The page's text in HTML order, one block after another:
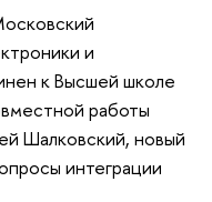
и
к Высшей школе
работы
Шалковский, новый
интеграции